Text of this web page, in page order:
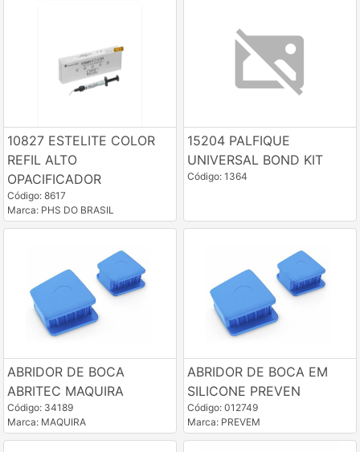
10827 ESTELITE COLOR
REFIL ALTO
OPACIFICADOR
Código: 8617
Marca: PHS DO BRASIL
15204 PALFIQUE
UNIVERSAL BOND KIT
Código: 1364
ABRIDOR DE BOCA
ABRITEC MAQUIRA
Código: 34189
Marca: MAQUIRA
ABRIDOR DE BOCA EM
SILICONE PREVEN
Código: 012749
Marca: PREVEM